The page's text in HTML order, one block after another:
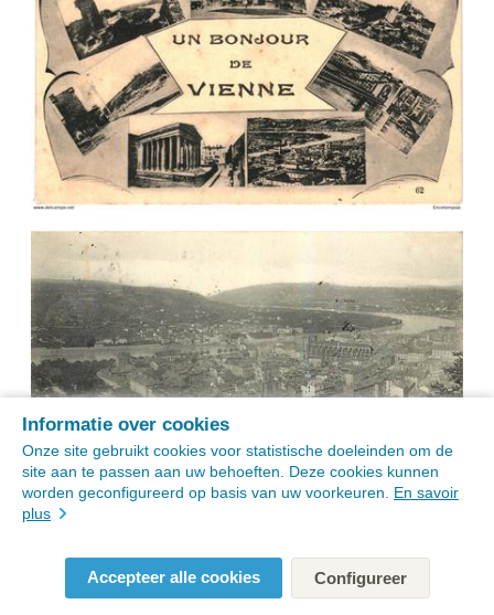
Informatie over cookies
Onze site gebruikt cookies voor statistische doeleinden om de
site aan te passen aan uw behoeften. Deze cookies kunnen
worden geconfigureerd op basis van uw voorkeuren. En savoir
plus
Accepteer alle cookies Configureer